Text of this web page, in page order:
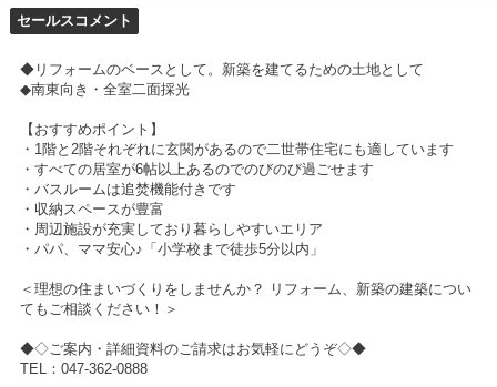
セールスコメント
◆リフォームのベースとして。新築を建てるための土地として
◆南東向き・全室二面採光
【おすすめポイント】
・1階と2階それぞれに玄関があるので二世帯住宅にも適しています
・すべての居室が6帖以上あるのでのびのび過ごせます
・バスルームは追焚機能付きです
・収納スペースが豊富
・周辺施設が充実しており暮らしやすいエリア
・パパ、ママ安心♪「小学校まで徒歩5分以内」
＜理想の住まいづくりをしませんか？ リフォーム、新築の建築につい
てもご相談ください！＞
◆◇ご案内・詳細資料のご請求はお気軽にどうぞ◇◆
TEL：047-362-0888